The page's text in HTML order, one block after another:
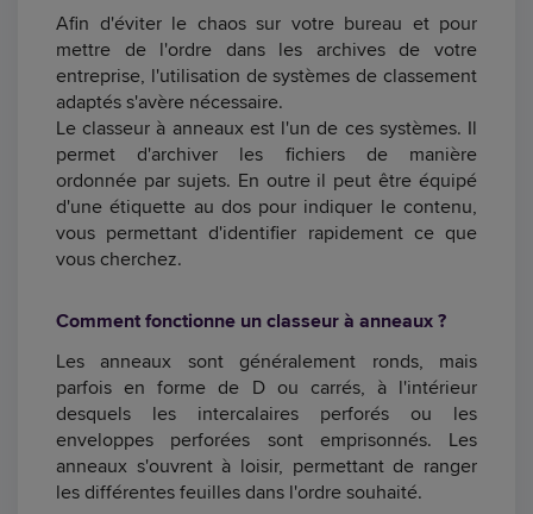
Afin d'éviter le chaos sur votre bureau et pour
mettre de l'ordre dans les archives de votre
entreprise, l'utilisation de systèmes de classement
adaptés s'avère nécessaire.
Le classeur à anneaux est l'un de ces systèmes. Il
permet d'archiver les fichiers de manière
ordonnée par sujets. En outre il peut être équipé
d'une étiquette au dos pour indiquer le contenu,
vous permettant d'identifier rapidement ce que
vous cherchez.
Comment fonctionne un classeur à anneaux ?
Les anneaux sont généralement ronds, mais
parfois en forme de D ou carrés, à l'intérieur
desquels les intercalaires perforés ou les
enveloppes perforées sont emprisonnés. Les
anneaux s'ouvrent à loisir, permettant de ranger
les différentes feuilles dans l'ordre souhaité.